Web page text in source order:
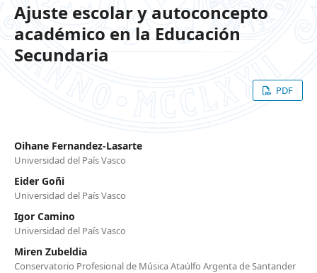
Ajuste escolar y autoconcepto
académico en la Educación
Secundaria
PDF
Oihane Fernandez-Lasarte
Universidad del País Vasco
Eider Goñi
Universidad del País Vasco
Igor Camino
Universidad del País Vasco
Miren Zubeldia
Conservatorio Profesional de Música Ataúlfo Argenta de Santander